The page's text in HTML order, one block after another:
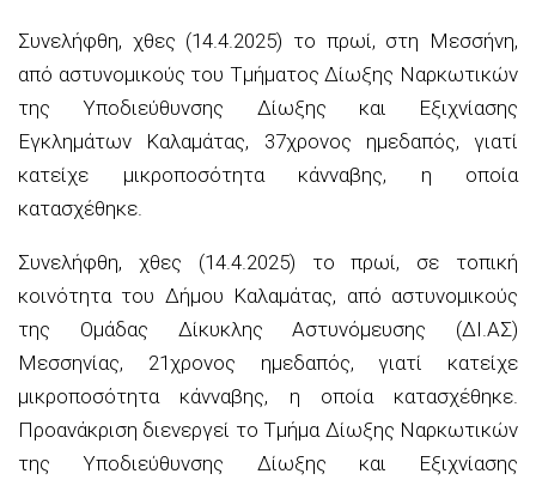
Συνελήφθη, χθες (14.4.2025) το πρωί, στη Μεσσήνη,
από αστυνομικούς του Τμήματος Δίωξης Ναρκωτικών
της Υποδιεύθυνσης Δίωξης και Εξιχνίασης
Εγκλημάτων Καλαμάτας, 37χρονος ημεδαπός, γιατί
κατείχε μικροποσότητα κάνναβης, η οποία
κατασχέθηκε.
Συνελήφθη, χθες (14.4.2025) το πρωί, σε τοπική
κοινότητα του Δήμου Καλαμάτας, από αστυνομικούς
της Ομάδας Δίκυκλης Αστυνόμευσης (ΔΙ.ΑΣ)
Μεσσηνίας, 21χρονος ημεδαπός, γιατί κατείχε
μικροποσότητα κάνναβης, η οποία κατασχέθηκε.
Προανάκριση διενεργεί το Τμήμα Δίωξης Ναρκωτικών
της Υποδιεύθυνσης Δίωξης και Εξιχνίασης